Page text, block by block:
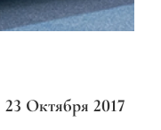
23 Октября 2017